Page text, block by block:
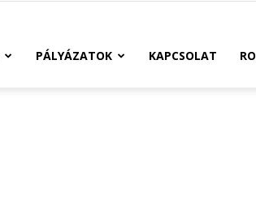
PÁLYÁZATOK KAPCSOLAT RO